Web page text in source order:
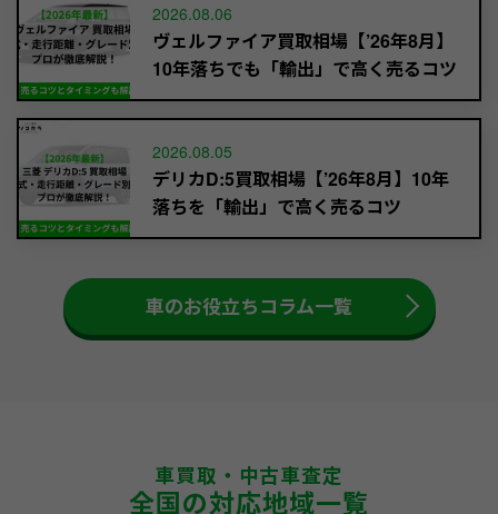
2026.08.06
ヴェルファイア買取相場【’26年8月】
10年落ちでも「輸出」で高く売るコツ
2026.08.05
デリカD:5買取相場【’26年8月】10年
落ちを「輸出」で高く売るコツ
車のお役立ちコラム一覧
車買取・中古車査定
全国の対応地域一覧